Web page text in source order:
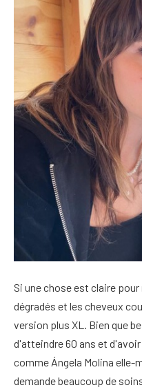
Si une chose est claire
dégradés et les cheveux
version plus XL. Bien que
d'atteindre 60 ans et
comme Ángela Molina elle-
demande beaucoup de